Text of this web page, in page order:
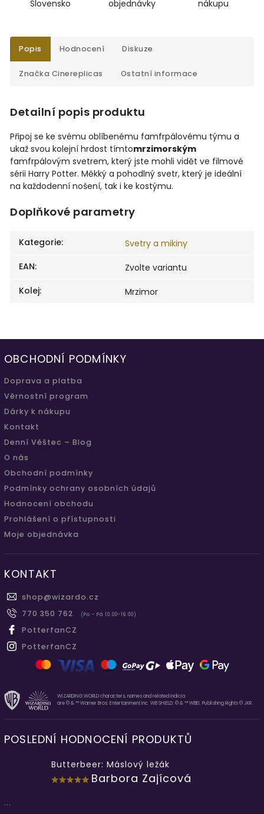
Slovensko objednávky nákupu
Popis Hodnocení Diskuze
Značka Cinereplicas Ostatní informace
Detailní popis produktu
Připoj se ke svému oblíbenému famfrpálovému týmu a
ukaž svou kolejní hrdost tímtomrzimorským
famfrpálovým svetrem, který jste mohli vidět ve filmové
sérii Harry Potter. Měkký a pohodlný svetr, který je ideální
na každodenní nošení, tak i ke kostýmu.
Doplňkové parametry
Kategorie:
Svetry a mikiny
EAN:
Zvolte variantu
Kolej: Mrzimor
OBCHODNÍ PODMÍNKY
Doprava a platba
Věrnostní program
Dárky k nákupu
Kontakt
Denní Věštec – Blog
O nás
Obchodní podmínky
Podmínky ochrany osobních údajů
Hodnocení obchodu
Prohlášení o přístupnosti
Moje objednávka
KONTAKT
shop@wizardo.cz
770 350 762
(Po - Pá 10.00-16.00)
PotterfanCZ
PotterfanCZ
WIZARDING WORLD characters, names and related indicia
are © & ™ Warner Bros. Entertainment Inc. WB SHIELD: © & ™ WBEI. Publishing Rights © JKR.
POSLEDNÍ HODNOCENÍ PRODUKTŮ
Butterbeer: Máslový ležák
Barbora Zajícová
...